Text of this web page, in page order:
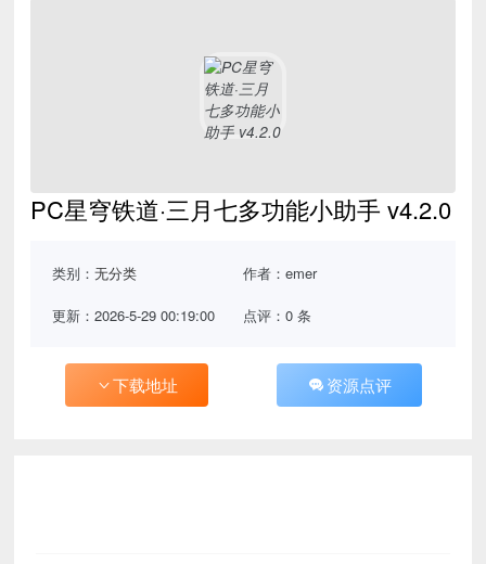
PC星穹铁道·三月七多功能小助手 v4.2.0
类别：无分类 作者：emer
更新：2026-5-29 00:19:00 点评：0 条
下载地址 资源点评